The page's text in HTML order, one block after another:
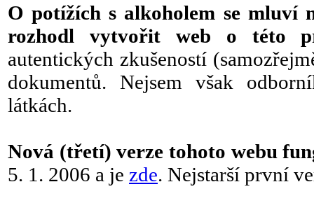
O potížích s alkoholem se mluví
rozhodl vytvořit web o této
autentických zkušeností
dokumentů. Nejsem však
látkách.
Nová (třetí) verze tohoto webu
5. 1. 2006 a je zde. Nejstarší první